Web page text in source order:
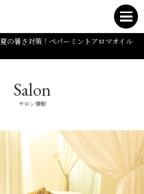
夏の暑さ対策！ペパーミントアロマオイル
Salon
サロン情報